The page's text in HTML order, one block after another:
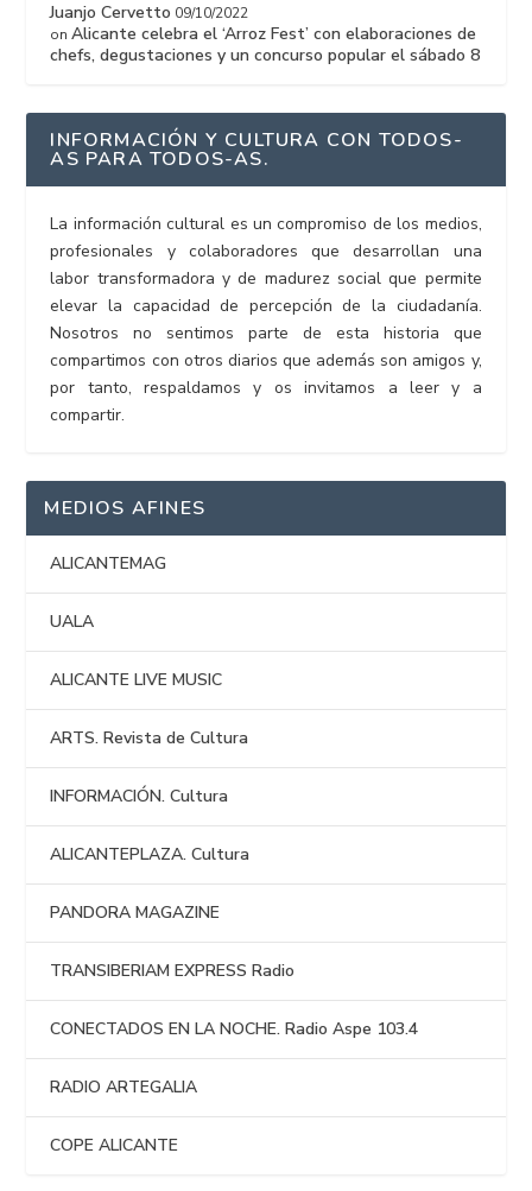
Juanjo Cervetto 09/10/2022
onAlicante celebra el ‘Arroz Fest’ con elaboraciones de
chefs, degustaciones y un concurso popular el sábado 8
INFORMACIÓN Y CULTURA CON TODOS-
AS PARA TODOS-AS.
La información cultural es un compromiso de los medios,
profesionales y colaboradores que desarrollan una
labor transformadora y de madurez social que permite
elevar la capacidad de percepción de la ciudadanía.
Nosotros no sentimos parte de esta historia que
compartimos con otros diarios que además son amigos y,
por tanto, respaldamos y os invitamos a leer y a
compartir.
MEDIOS AFINES
ALICANTEMAG
UALA
ALICANTE LIVE MUSIC
ARTS. Revista de Cultura
INFORMACIÓN. Cultura
ALICANTEPLAZA. Cultura
PANDORA MAGAZINE
TRANSIBERIAM EXPRESS Radio
CONECTADOS EN LA NOCHE. Radio Aspe 103.4
RADIO ARTEGALIA
COPE ALICANTE